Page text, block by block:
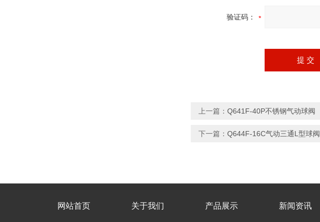
验证码：
上一篇： Q641F-40P不锈钢气动球阀
下一篇： Q644F-16C气动三通L型球阀
网站首页 关于我们 产品展示 新闻资讯